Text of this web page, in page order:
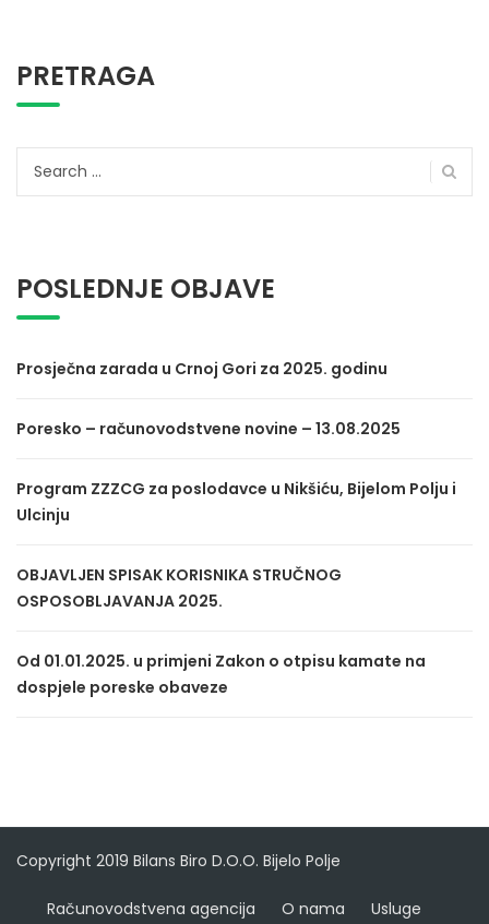
PRETRAGA
POSLEDNJE OBJAVE
Prosječna zarada u Crnoj Gori za 2025. godinu
Poresko – računovodstvene novine – 13.08.2025
Program ZZZCG za poslodavce u Nikšiću, Bijelom Polju i
Ulcinju
OBJAVLJEN SPISAK KORISNIKA STRUČNOG
OSPOSOBLJAVANJA 2025.
Od 01.01.2025. u primjeni Zakon o otpisu kamate na
dospjele poreske obaveze
Copyright 2019 Bilans Biro D.O.O. Bijelo Polje
Računovodstvena agencija O nama Usluge